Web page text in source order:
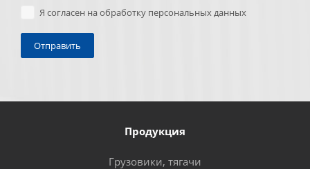
Я согласен на обработку персональных данных
Продукция
Грузовики, тягачи